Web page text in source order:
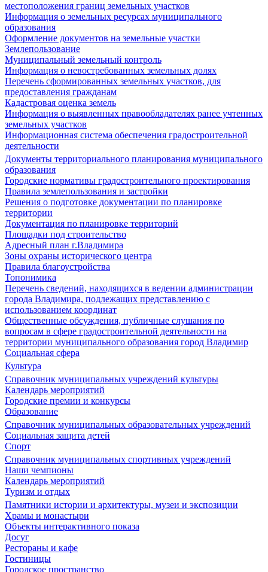
местоположения границ земельных участков
Информация о земельных ресурсах муниципального
образования
Оформление документов на земельные участки
Землепользование
Муниципальный земельный контроль
Информация о невостребованных земельных долях
Перечень сформированных земельных участков, для
предоставления гражданам
Кадастровая оценка земель
Информация о выявленных правообладателях ранее учтенных
земельных участков
Информационная система обеспечения градостроительной
деятельности
Документы территориального планирования муниципального
образования
Городские нормативы градостроительного проектирования
Правила землепользования и застройки
Решения о подготовке документации по планировке
территории
Документация по планировке территорий
Площадки под строительство
Адресный план г.Владимира
Зоны охраны исторического центра
Правила благоустройства
Топонимика
Перечень сведений, находящихся в ведении администрации
города Владимира, подлежащих представлению с
использованием координат
Общественные обсуждения, публичные слушания по
вопросам в сфере градостроительной деятельности на
территории муниципального образования город Владимир
Социальная сфера
Культура
Справочник муниципальных учреждений культуры
Календарь мероприятий
Городские премии и конкурсы
Образование
Справочник муниципальных образовательных учреждений
Социальная защита детей
Спорт
Справочник муниципальных спортивных учреждений
Наши чемпионы
Календарь мероприятий
Туризм и отдых
Памятники истории и архитектуры, музеи и экспозиции
Храмы и монастыри
Объекты интерактивного показа
Досуг
Рестораны и кафе
Гостиницы
Городское пространство